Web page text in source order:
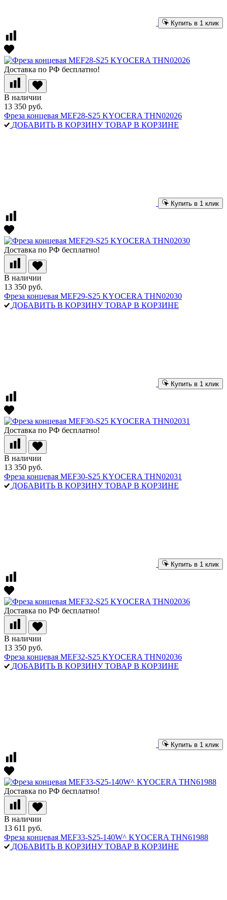
Купить в 1 клик
Доставка по РФ бесплатно!
В наличии
13 350 руб.
Фреза концевая MEF28-S25 KYOCERA THN02026
ДОБАВИТЬ В КОРЗИНУ ТОВАР В КОРЗИНЕ
Купить в 1 клик
Доставка по РФ бесплатно!
В наличии
13 350 руб.
Фреза концевая MEF29-S25 KYOCERA THN02030
ДОБАВИТЬ В КОРЗИНУ ТОВАР В КОРЗИНЕ
Купить в 1 клик
Доставка по РФ бесплатно!
В наличии
13 350 руб.
Фреза концевая MEF30-S25 KYOCERA THN02031
ДОБАВИТЬ В КОРЗИНУ ТОВАР В КОРЗИНЕ
Купить в 1 клик
Доставка по РФ бесплатно!
В наличии
13 350 руб.
Фреза концевая MEF32-S25 KYOCERA THN02036
ДОБАВИТЬ В КОРЗИНУ ТОВАР В КОРЗИНЕ
Купить в 1 клик
Доставка по РФ бесплатно!
В наличии
13 611 руб.
Фреза концевая MEF33-S25-140W^ KYOCERA THN61988
ДОБАВИТЬ В КОРЗИНУ ТОВАР В КОРЗИНЕ